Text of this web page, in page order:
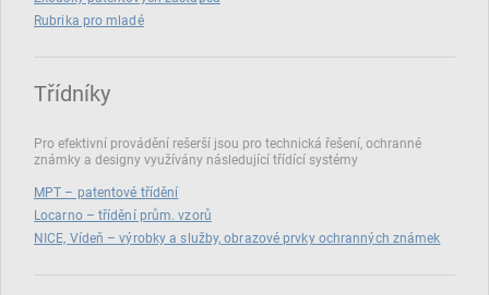
Rubrika pro mladé
Třídníky
Pro efektivní provádění rešerší jsou pro technická řešení, ochranné
známky a designy využívány následující třídící systémy
MPT – patentové třídění
Locarno – třídění prům. vzorů
NICE, Vídeň – výrobky a služby, obrazové prvky ochranných známek